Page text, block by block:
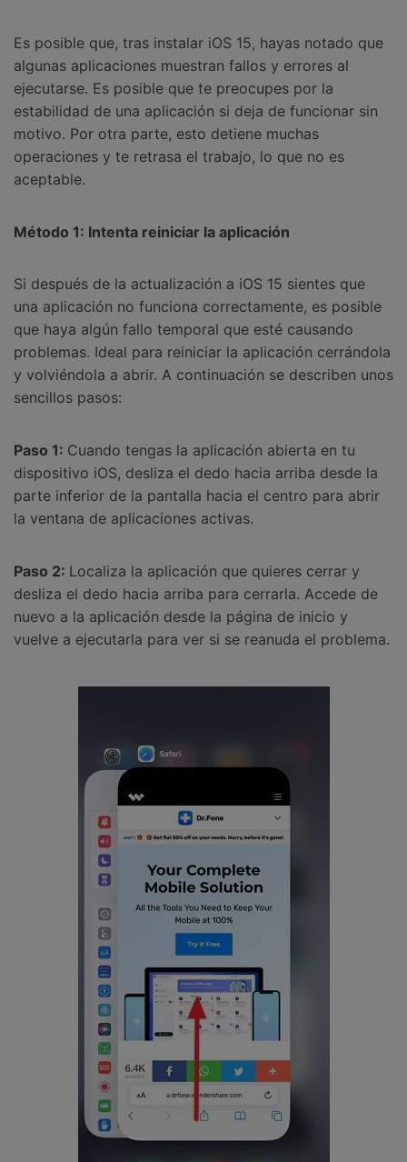
Es posible que, tras instalar iOS 15, hayas notado que
algunas aplicaciones muestran fallos y errores al
ejecutarse. Es posible que te preocupes por la
estabilidad de una aplicación si deja de funcionar sin
motivo. Por otra parte, esto detiene muchas
operaciones y te retrasa el trabajo, lo que no es
aceptable.
Método 1: Intenta reiniciar la aplicación
Si después de la actualización a iOS 15 sientes que
una aplicación no funciona correctamente, es posible
que haya algún fallo temporal que esté causando
problemas. Ideal para reiniciar la aplicación cerrándola
y volviéndola a abrir. A continuación se describen unos
sencillos pasos:
Paso 1: Cuando tengas la aplicación abierta en tu
dispositivo iOS, desliza el dedo hacia arriba desde la
parte inferior de la pantalla hacia el centro para abrir
la ventana de aplicaciones activas.
Paso 2: Localiza la aplicación que quieres cerrar y
desliza el dedo hacia arriba para cerrarla. Accede de
nuevo a la aplicación desde la página de inicio y
vuelve a ejecutarla para ver si se reanuda el problema.